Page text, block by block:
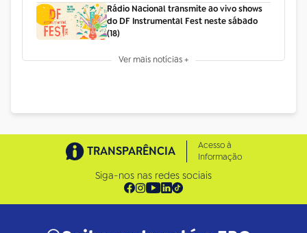
Rádio Nacional transmite ao vivo shows
do DF Instrumental Fest neste sábado
(18)
Ver mais notícias +
TRANSPARÊNCIA
Acesso à
Informação
Siga-nos nas redes sociais